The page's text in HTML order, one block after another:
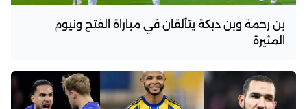
بن رحمة وبن دبكة يتألقان في مباراة الفتح ونيوم
المثيرة